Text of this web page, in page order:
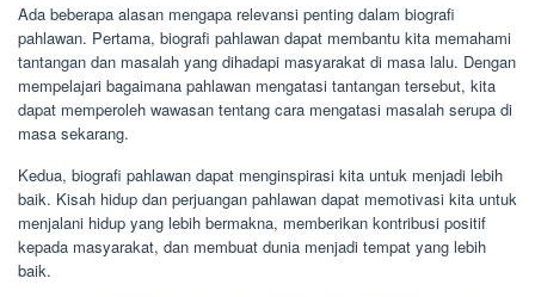
Ada beberapa alasan mengapa relevansi penting dalam biografi
pahlawan. Pertama, biografi pahlawan dapat membantu kita memahami
tantangan dan masalah yang dihadapi masyarakat di masa lalu. Dengan
mempelajari bagaimana pahlawan mengatasi tantangan tersebut, kita
dapat memperoleh wawasan tentang cara mengatasi masalah serupa di
masa sekarang.
Kedua, biografi pahlawan dapat menginspirasi kita untuk menjadi lebih
baik. Kisah hidup dan perjuangan pahlawan dapat memotivasi kita untuk
menjalani hidup yang lebih bermakna, memberikan kontribusi positif
kepada masyarakat, dan membuat dunia menjadi tempat yang lebih
baik.